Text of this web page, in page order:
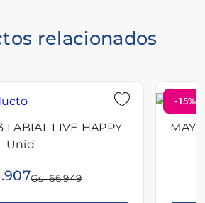
relacionados
LABIAL LIVE HAPPY
Unid
Gs. 66.949
-15%